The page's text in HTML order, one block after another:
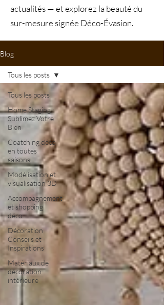
actualités — et explorez la beauté du
sur-mesure signée Déco-Évasion.
Blog
Tous les posts
Home Staging :
Sublimez Votre
Bien
Coatching déco
en toutes
saisons
Modélisation et
visualisation 3D
Accompagnement
et shopping
déco.
Décoration
Conseils et
Inspirations
Matériaux de
décoration
intérieure
Tous les posts